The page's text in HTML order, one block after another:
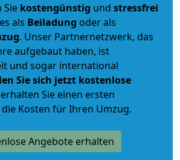
Sie kostengünstig und stressfrei
als Beiladung oder als
. Unser Partnernetzwerk, das
aufgebaut haben, ist
und sogar international
Sie sich jetzt kostenlose
Sie einen ersten
Kosten für Ihren Umzug.
Angebote erhalten